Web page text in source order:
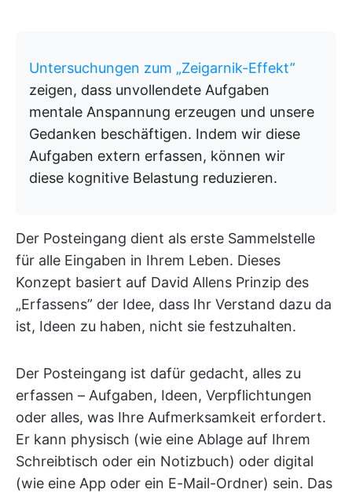
Untersuchungen zum „Zeigarnik-Effekt”
zeigen, dass unvollendete Aufgaben
mentale Anspannung erzeugen und unsere
Gedanken beschäftigen. Indem wir diese
Aufgaben extern erfassen, können wir
diese kognitive Belastung reduzieren.
Der Posteingang dient als erste Sammelstelle
für alle Eingaben in Ihrem Leben. Dieses
Konzept basiert auf David Allens Prinzip des
„Erfassens” der Idee, dass Ihr Verstand dazu da
ist, Ideen zu haben, nicht sie festzuhalten.
Der Posteingang ist dafür gedacht, alles zu
erfassen – Aufgaben, Ideen, Verpflichtungen
oder alles, was Ihre Aufmerksamkeit erfordert.
Er kann physisch (wie eine Ablage auf Ihrem
Schreibtisch oder ein Notizbuch) oder digital
(wie eine App oder ein E-Mail-Ordner) sein. Das